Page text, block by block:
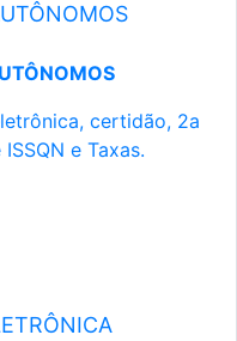
certidão, 2a
e Taxas.